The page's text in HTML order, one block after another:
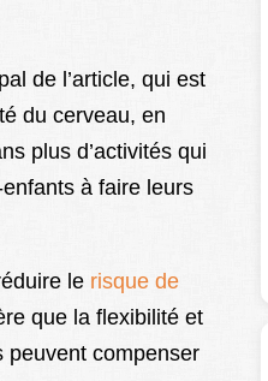
de l’article, qui est
du cerveau, en
plus d’activités qui
à faire leurs
le risque de
que la flexibilité et
peuvent compenser